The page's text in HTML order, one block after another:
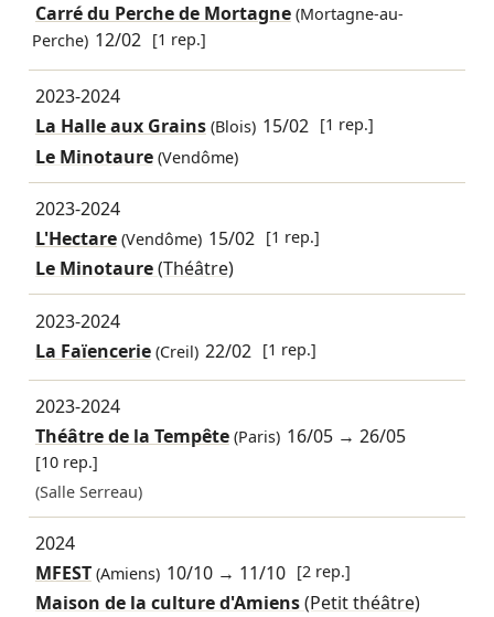
Carré du Perche de Mortagne(Mortagne-au-
Perche) 12/02 [1 rep.]
2023-2024
La Halle aux Grains(Blois) 15/02 [1 rep.]
Le Minotaure (Vendôme)
2023-2024
L'Hectare(Vendôme) 15/02 [1 rep.]
Le Minotaure(Théâtre)
2023-2024
La Faïencerie(Creil) 22/02 [1 rep.]
2023-2024
Théâtre de la Tempête(Paris) 16/05 →26/05
[10 rep.]
(Salle Serreau)
2024
MFEST(Amiens) 10/10 → 11/10 [2 rep.]
Maison de la culture d'Amiens(Petit théâtre)